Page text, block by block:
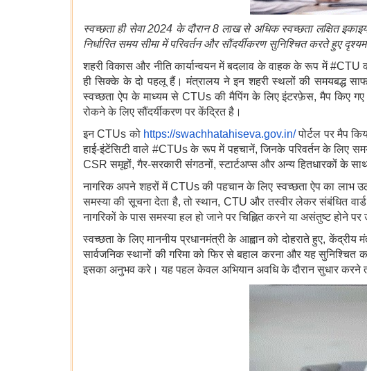
स्वच्छता ही सेवा2024 के दौरान8 लाख से अधिक स्वच्छता लक्षित
निर्धारित समय सीमा में परिवर्तन और सौंदर्यीकरण सुनिश्चित करते हुए
शहरी विकास और नीति कार्यान्वयन में बदलाव के वाहक के रूप में #CTU
ही सिक्के के दो पहलू हैं। मंत्रालय ने इन शहरी स्थलों की समयबद्ध साफ-
स्वच्छता ऐप के माध्यम से CTUs की मैपिंग के लिए इंटरफ़ेस, मैप किए
रोकने के लिए सौंदर्यीकरण पर केंद्रित है।
इन CTUs को https://swachhatahiseva.gov.in/पोर्टल पर मैप
हाई-इंटेंसिटी वाले #CTUs के रूप में पहचानें, जिनके परिवर्तन के लिए
CSR समूहों, गैर-सरकारी संगठनों, स्टार्टअप्स और अन्य हितधारकों के
नागरिक अपने शहरों में CTUs की पहचान के लिए स्वच्छता ऐप का लाभ
समस्या की सूचना देता है, तो स्थान, CTU और तस्वीर लेकर संबंधित
नागरिकों के पास समस्या हल हो जाने पर चिह्नित करने या असंतुष्ट होने
स्वच्छता के लिए माननीय प्रधानमंत्री के आह्वान को दोहराते हुए, केंद्रीय
सार्वजनिक स्थानों की गरिमा को फिर से बहाल करना और यह
इसका अनुभव करे। यह पहल केवल अभियान अवधि के दौरान सुधार करने